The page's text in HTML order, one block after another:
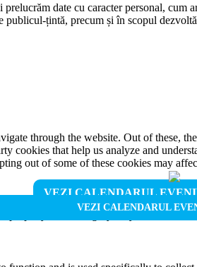
VEZI CALENDARUL
VEZI CALENDARUL
date cu caracter personal,
publicul-țintă, precum și în scopul
through the website. Out of these,
cookies that help us analyze and
out of some of these cookies may